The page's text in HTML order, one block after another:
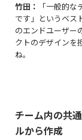
竹田：
「一般的
です」というベス
のエンドユーザー
クトのデザインを
ね。
チーム内の共
ルから作成